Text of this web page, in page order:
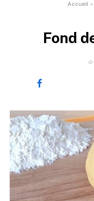
Accueil »
Fond